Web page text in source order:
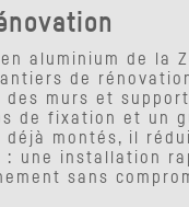
aluminium de la
de
murs et
de fixation et un
montés, il
: une installation
sans